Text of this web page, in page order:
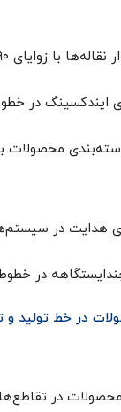
با زوایای ۹۰ و ۱۸۰ درجه
در
هدایت در
در
در خط تولید
در